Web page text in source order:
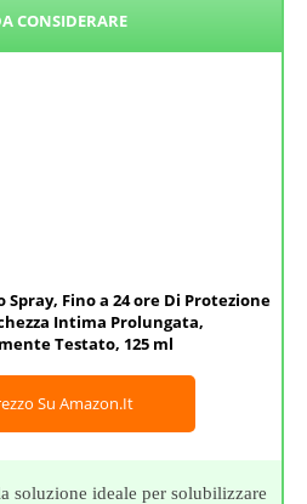
CONSIDERARE
Fino a 24 ore Di Protezione
Intima Prolungata,
Testato, 125 ml
Su Amazon.it
soluzione ideale per solubilizzare